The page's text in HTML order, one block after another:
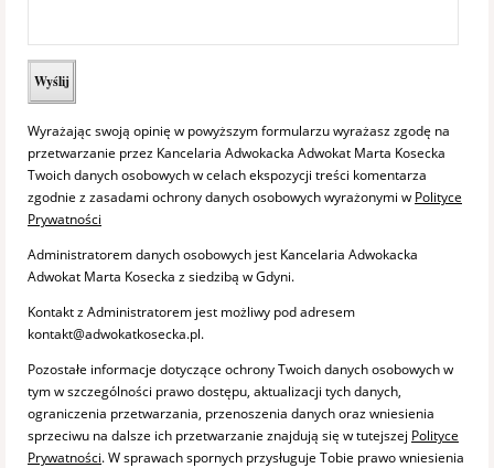
Wyrażając swoją opinię w powyższym formularzu wyrażasz zgodę na
przetwarzanie przez Kancelaria Adwokacka Adwokat Marta Kosecka
Twoich danych osobowych w celach ekspozycji treści komentarza
zgodnie z zasadami ochrony danych osobowych wyrażonymi w Polityce
Prywatności
Administratorem danych osobowych jest Kancelaria Adwokacka
Adwokat Marta Kosecka z siedzibą w Gdyni.
Kontakt z Administratorem jest możliwy pod adresem
kontakt@adwokatkosecka.pl.
Pozostałe informacje dotyczące ochrony Twoich danych osobowych w
tym w szczególności prawo dostępu, aktualizacji tych danych,
ograniczenia przetwarzania, przenoszenia danych oraz wniesienia
sprzeciwu na dalsze ich przetwarzanie znajdują się w tutejszej Polityce
Prywatności. W sprawach spornych przysługuje Tobie prawo wniesienia